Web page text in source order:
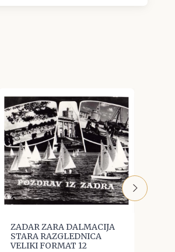
ZADAR ZARA DALMACIJA
STARA RAZGLEDNICA
VELIKI FORMAT 12